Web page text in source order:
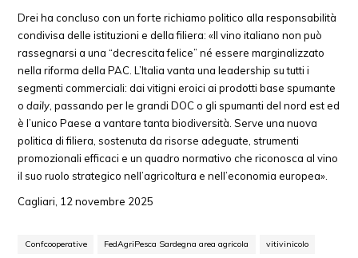
Drei ha concluso con un forte richiamo politico alla responsabilità
condivisa delle istituzioni e della filiera: «Il vino italiano non può
rassegnarsi a una “decrescita felice” né essere marginalizzato
nella riforma della PAC. L’Italia vanta una leadership su tutti i
segmenti commerciali: dai vitigni eroici ai prodotti base spumante
odaily , passando per le grandi DOC o gli spumanti del nord est ed
è l’unico Paese a vantare tanta biodiversità. Serve una nuova
politica di filiera, sostenuta da risorse adeguate, strumenti
promozionali efficaci e un quadro normativo che riconosca al vino
il suo ruolo strategico nell’agricoltura e nell’economia europea».
Cagliari, 12 novembre 2025
Confcooperative FedAgriPesca Sardegna area agricola vitivinicolo